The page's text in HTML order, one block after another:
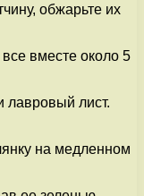
обжарьте их
вместе около 5
лавровый лист.
на медленном